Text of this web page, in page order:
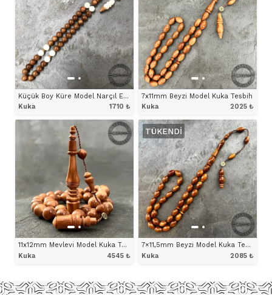
Küçük Boy Küre Model Narçıl Eklemeli Kuka Tesbih
Kuka
1710 ₺
ÜRÜNÜ İNCELE
7x11mm Beyzi Model Kuka Tesbih
Kuka
2025₺
ÜRÜNÜ İNCELE
11x12mm Mevlevi Model Kuka Tesbih
Kuka
4545 ₺
ÜRÜNÜ İNCELE
TÜKENDI
7×11,5mm Beyzi Model Kuka Tesbih
Kuka
2085₺
ÜRÜNÜ İNCELE